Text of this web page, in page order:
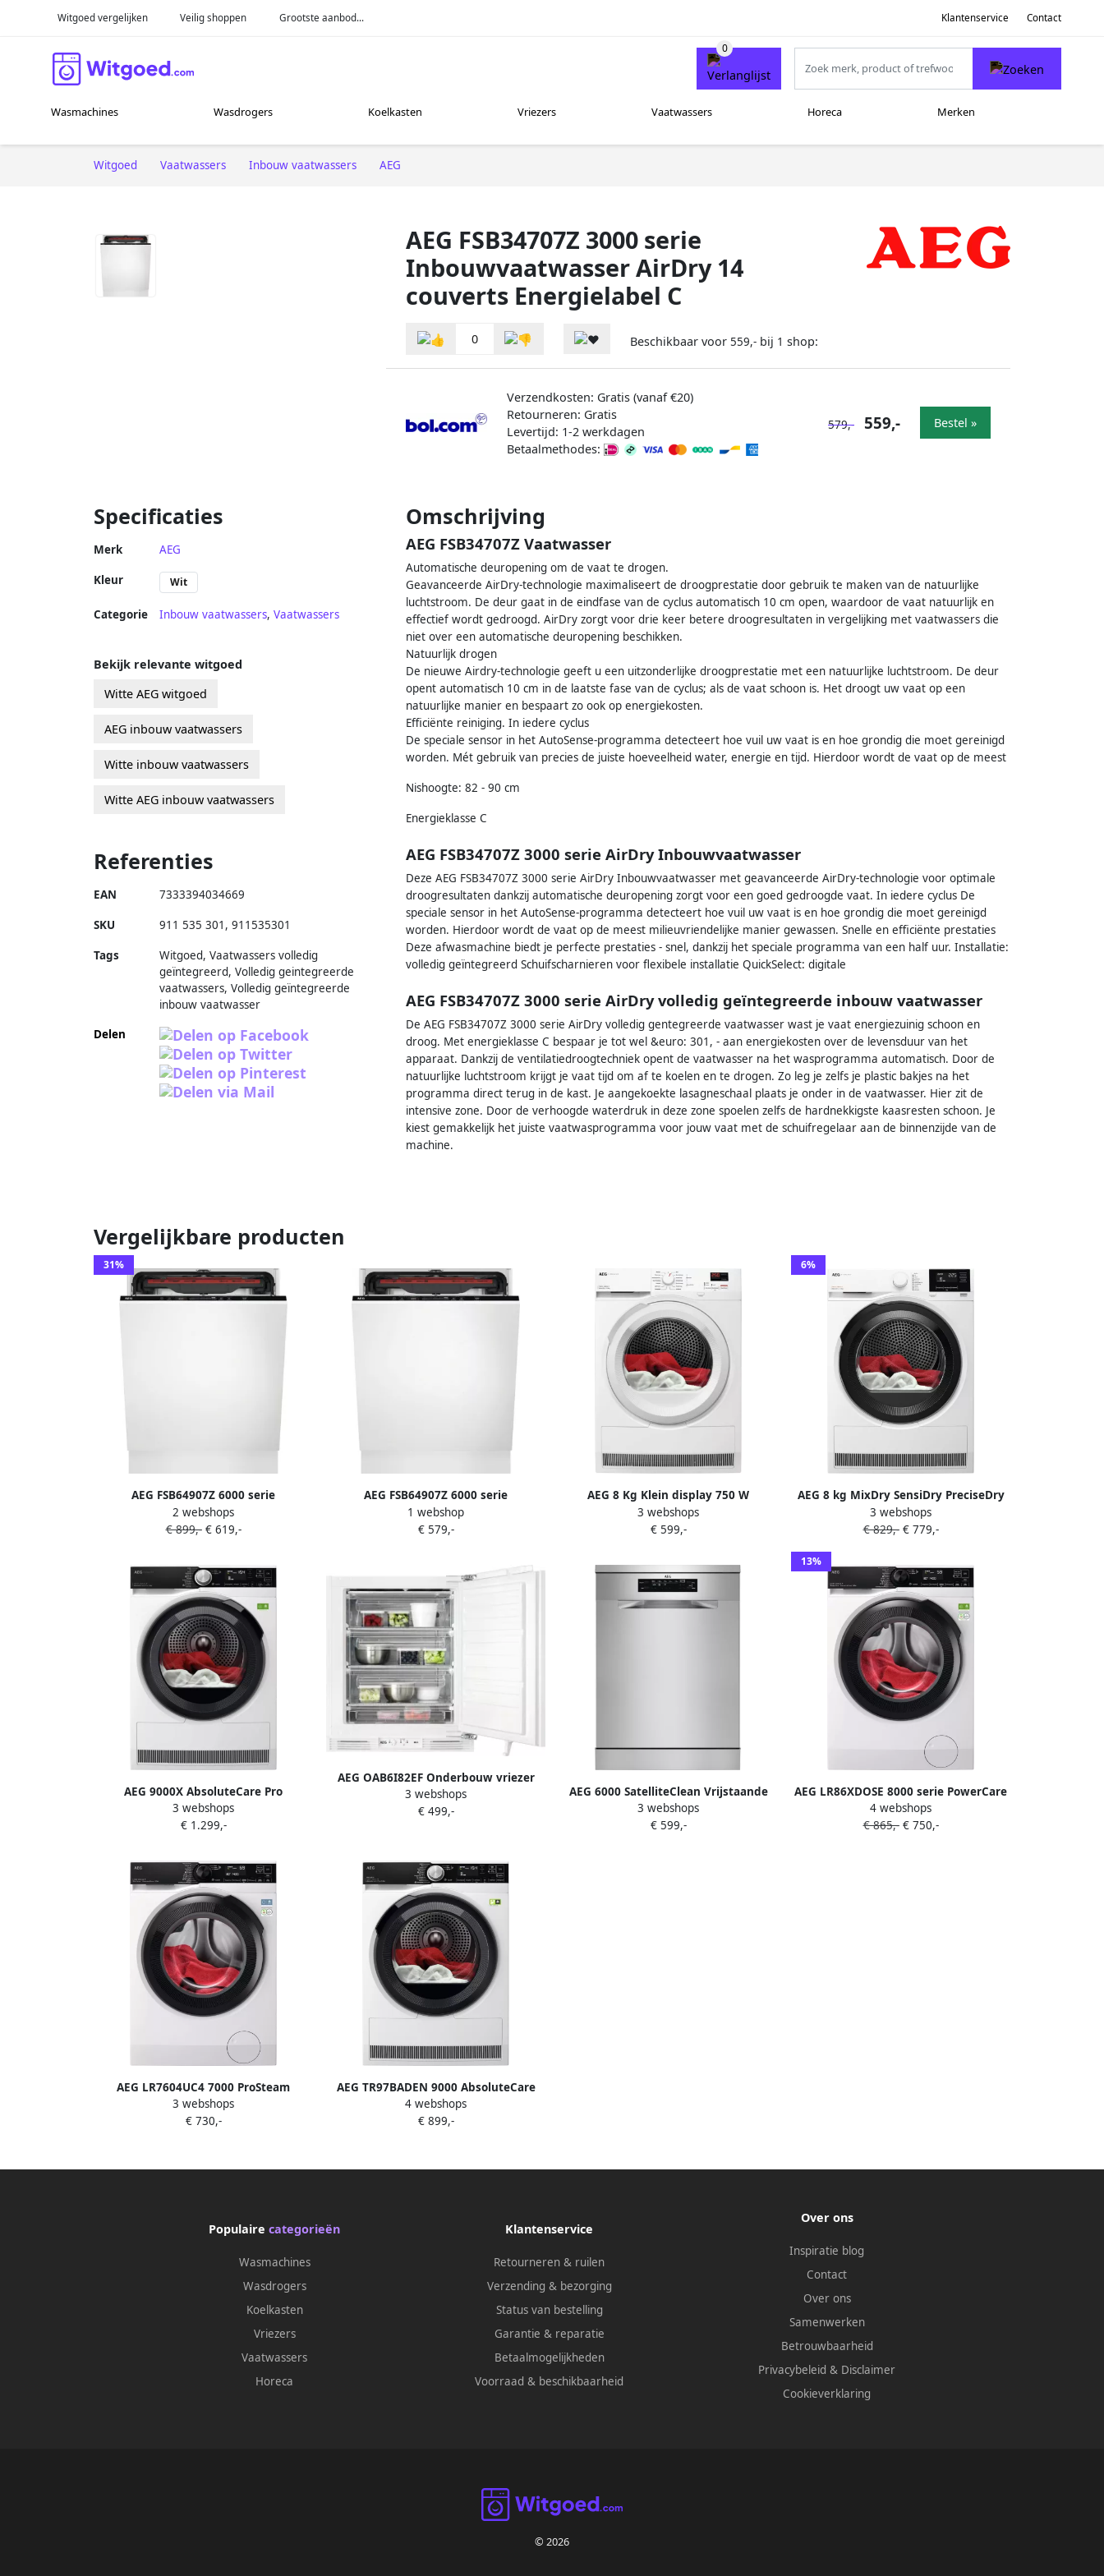
Witgoed vergelijken Veilig shoppen Grootste aanbod... Klantenservice Contact
Wasmachines Wasdrogers Koelkasten Vriezers Vaatwassers Horeca Merken
Witgoed Vaatwassers Inbouw vaatwassers AEG
AEG FSB34707Z 3000 serie
Inbouwvaatwasser AirDry 14
couverts Energielabel C
0 Beschikbaar voor 559,- bij 1 shop:
Verzendkosten: Gratis (vanaf €20)
Retourneren: Gratis
Levertijd: 1-2 werkdagen
Betaalmethodes:
579,- 559,- Bestel »
Specificaties
Merk AEG
Kleur Wit
Categorie Inbouw vaatwassers, Vaatwassers
Omschrijving
AEG FSB34707Z Vaatwasser
Automatische deuropening om de vaat te drogen.
Geavanceerde AirDry-technologie maximaliseert de droogprestatie door gebruik te maken van de natuurlijke
luchtstroom. De deur gaat in de eindfase van de cyclus automatisch 10 cm open, waardoor de vaat natuurlijk en
effectief wordt gedroogd. AirDry zorgt voor drie keer betere droogresultaten in vergelijking met vaatwassers die
niet over een automatische deuropening beschikken.
Natuurlijk drogen
De nieuwe Airdry-technologie geeft u een uitzonderlijke droogprestatie met een natuurlijke luchtstroom. De deur
opent automatisch 10 cm in de laatste fase van de cyclus; als de vaat schoon is. Het droogt uw vaat op een
natuurlijke manier en bespaart zo ook op energiekosten.
Efficiënte reiniging. In iedere cyclus
De speciale sensor in het AutoSense-programma detecteert hoe vuil uw vaat is en hoe grondig die moet gereinigd
worden. Mét gebruik van precies de juiste hoeveelheid water, energie en tijd. Hierdoor wordt de vaat op de meest
Nishoogte: 82 - 90 cm
Energieklasse C
AEG FSB34707Z 3000 serie AirDry Inbouwvaatwasser
Deze AEG FSB34707Z 3000 serie AirDry Inbouwvaatwasser met geavanceerde AirDry-technologie voor optimale
droogresultaten dankzij automatische deuropening zorgt voor een goed gedroogde vaat. In iedere cyclus De
speciale sensor in het AutoSense-programma detecteert hoe vuil uw vaat is en hoe grondig die moet gereinigd
worden. Hierdoor wordt de vaat op de meest milieuvriendelijke manier gewassen. Snelle en efficiënte prestaties
Deze afwasmachine biedt je perfecte prestaties - snel, dankzij het speciale programma van een half uur. Installatie:
volledig geïntegreerd Schuifscharnieren voor flexibele installatie QuickSelect: digitale
AEG FSB34707Z 3000 serie AirDry volledig geïntegreerde inbouw vaatwasser
De AEG FSB34707Z 3000 serie AirDry volledig gentegreerde vaatwasser wast je vaat energiezuinig schoon en
droog. Met energieklasse C bespaar je tot wel &euro: 301, - aan energiekosten over de levensduur van het
apparaat. Dankzij de ventilatiedroogtechniek opent de vaatwasser na het wasprogramma automatisch. Door de
natuurlijke luchtstroom krijgt je vaat tijd om af te koelen en te drogen. Zo leg je zelfs je plastic bakjes na het
programma direct terug in de kast. Je aangekoekte lasagneschaal plaats je onder in de vaatwasser. Hier zit de
intensive zone. Door de verhoogde waterdruk in deze zone spoelen zelfs de hardnekkigste kaasresten schoon. Je
kiest gemakkelijk het juiste vaatwasprogramma voor jouw vaat met de schuifregelaar aan de binnenzijde van de
machine.
Bekijk relevante witgoed
Witte AEG witgoed
AEG inbouw vaatwassers
Witte inbouw vaatwassers
Witte AEG inbouw vaatwassers
Referenties
EAN 7333394034669
SKU 911 535 301 , 911535301
Tags
Witgoed, Vaatwassers volledig
geïntegreerd, Volledig geintegreerde
vaatwassers, Volledig geïntegreerde
inbouw vaatwasser
Delen
Vergelijkbare producten
31%
AEG FSB64907Z 6000 serie
SatelliteClean Inbouwvaatwasser 14
couverts C 7 Programma's
2 webshops
€ 899,-€ 619,-
AEG FSB64907Z 6000 serie
SatelliteClean Inbouwvaatwasser 14
couverts C 7 Programma's
1 webshop
€ 579,-
AEG 8 Kg Klein display 750 W
Warmtepomp Energie-efficiëntieklasse
D 850x596x663 mm Wit
3 webshops
€ 599,-
6%
AEG 8 kg MixDry SensiDry PreciseDry
64 db 750 W 850x596x663 mm 47.8 kg
Wit
3 webshops
€ 829,-€ 779,-
AEG 9000X AbsoluteCare Pro
Warmtepomp Droger 9 kg
TR97MUNCHEN
3 webshops
€ 1.299,-
AEG OAB6I82EF Onderbouw vriezer
deur-op-deur Energielabel E
3 webshops
€ 499,-
AEG 6000 SatelliteClean Vrijstaande
vaatwasser FFB74917ZM
3 webshops
€ 599,-
13%
AEG LR86XDOSE 8000 serie PowerCare
UniversalDose Wasmachine 50%
zuiniger dan Energielabel A 1400
4 webshops
€ 865,-€ 750,-
AEG LR7604UC4 7000 ProSteam
UniversalDose Wasmachine 40%
zuiniger dan vereist voor A 1400
3 webshops
€ 730,-
AEG TR97BADEN 9000 AbsoluteCare
Plus 8 kg 63 db 550 W 850x596x657
mm 50.4 kg Wit
4 webshops
€ 899,-
Populaire categorieën
Wasmachines
Wasdrogers
Koelkasten
Vriezers
Vaatwassers
Horeca
Klantenservice
Retourneren & ruilen
Verzending & bezorging
Status van bestelling
Garantie & reparatie
Betaalmogelijkheden
Voorraad & beschikbaarheid
Over ons
Inspiratie blog
Contact
Over ons
Samenwerken
Betrouwbaarheid
Privacybeleid & Disclaimer
Cookieverklaring
© 2026